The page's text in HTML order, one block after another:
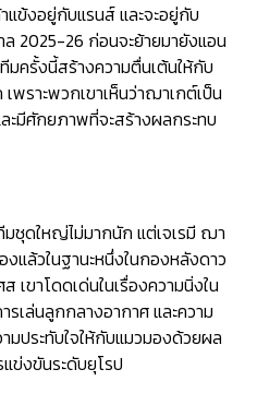
ข้งอยู่กับแรนส์ และจะอยู่กับ
2025-26 ก่อนจะย้ายมายังแอน
ครั้งนี้สร้างความตื่นเต้นให้กับ
พราะพวกเขาเห็นว่าฌาเกต์เป็น
ะมีศักยภาพที่จะสร้างผลกระทบ
มชุดใหญ่ไม่มากนัก แต่เจเรมี ฌา
แล้วในฐานะหนึ่งในกองหลังดาว
ขาโดดเด่นในเรื่องความนิ่งใน
เล่นลูกกลางอากาศ และความ
มประทับใจให้กับแมวมองด้วยผล
แข่งขันระดับยุโรป